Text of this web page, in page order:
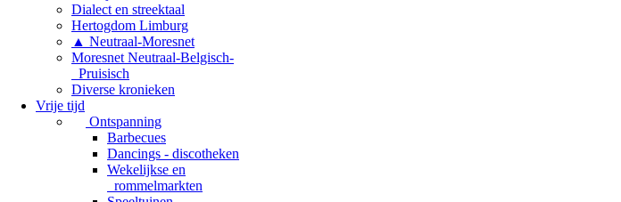
Dialect en streektaal
Hertogdom Limburg
▲ Neutraal-Moresnet
Moresnet Neutraal-Belgisch-
Pruisisch
Diverse kronieken
Vrije tijd
Ontspanning
Barbecues
Dancings - discotheken
Wekelijkse en
rommelmarkten